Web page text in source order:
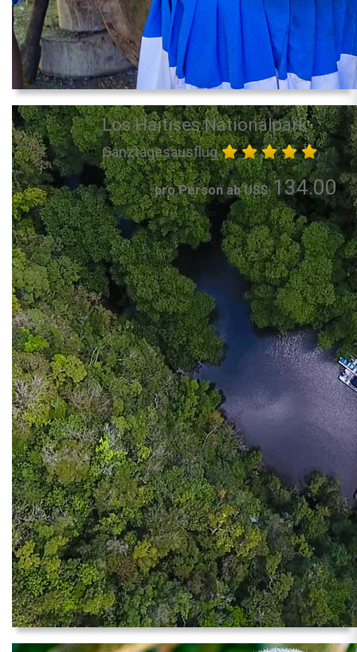
Los Haitises Nationalpark
Ganztagesausflug
pro Person ab US$134.00